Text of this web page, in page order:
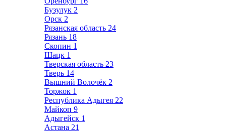
Бузулук 2
Орск 2
Рязанская область 24
Рязань 18
Скопин 1
Шацк 1
Тверская область 23
Тверь 14
Вышний Волочёк 2
Торжок 1
Республика Адыгея 22
Майкоп 9
Адыгейск 1
Астана 21